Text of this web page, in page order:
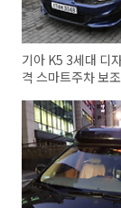
기아 K5 3세대 디
격 스마트주차 보